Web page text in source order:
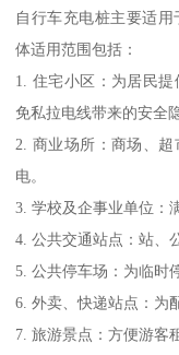
自行车充电桩主要适
体适用范围包括：
1. 住宅小区：为居民
免私拉电线带来的安全
2. 商业场所：商场、
电。
3. 学校及企事业单位：
4. 公共交通站点：站、
5. 公共停车场：为临时
6. 外卖、快递站点：为
7. 旅游景点：方便游客